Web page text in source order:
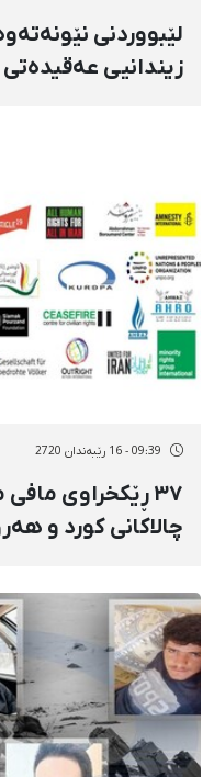
لێبووردنی
زیندانیی عەقیدەتی
09:39 - 16 رێبەندان 2720
٣٧ ڕێکخراوی
چالاکانی کورد و
لە ئێراندا بوونە